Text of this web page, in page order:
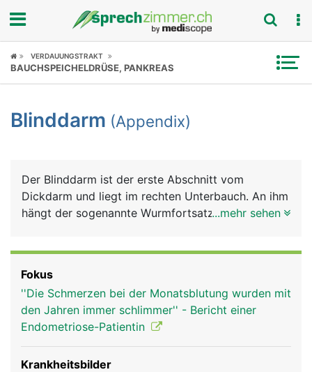
Fokus
Symptome
News
Rubriken
VERDAUUNGSTRAKT
BAUCHSPEICHELDRÜSE, PANKREAS
Blinddarm (Appendix)
Der Blinddarm ist der erste Abschnitt vom
Dickdarm und liegt im rechten Unterbauch. An ihm
hängt der sogenannte Wurmfortsatz, der
haben, da dort sehr viele Abwehrzellen
(Lymphozyten) im Gewebe zu finden sind.
...mehr sehen
Fokus
''Die Schmerzen bei der Monatsblutung wurden mit
den Jahren immer schlimmer'' - Bericht einer
Endometriose-Patientin
Krankheitsbilder